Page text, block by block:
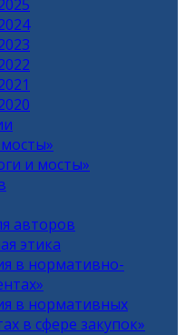
и мосты»
авторов
этика
в нормативно-
в нормативных
в сфере закупок»